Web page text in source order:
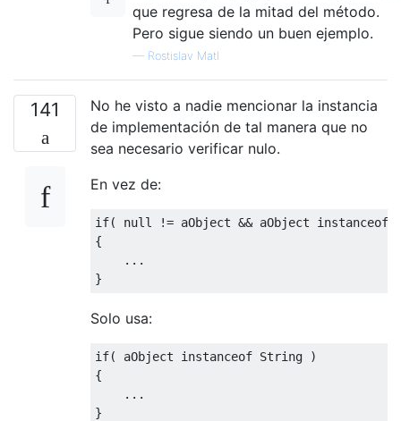
que regresa de la mitad del método.
Pero sigue siendo un buen ejemplo.
— Rostislav Matl
141
No he visto a nadie mencionar la instancia
de implementación de tal manera que no
sea necesario verificar nulo.
En vez de:
if( null != aObject && aObject instanceof
{
...
}
Solo usa:
if( aObject instanceof String
)
{
...
}